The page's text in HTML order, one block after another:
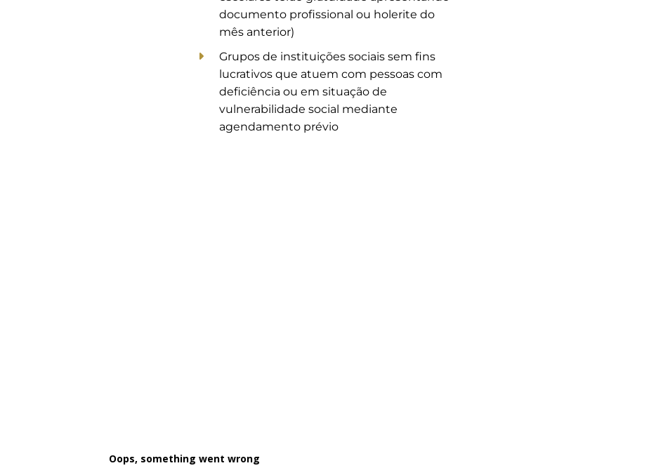
documento profissional ou holerite do
mês anterior)
Grupos de instituições sociais sem fins
lucrativos que atuem com pessoas com
deficiência ou em situação de
vulnerabilidade social mediante
agendamento prévio